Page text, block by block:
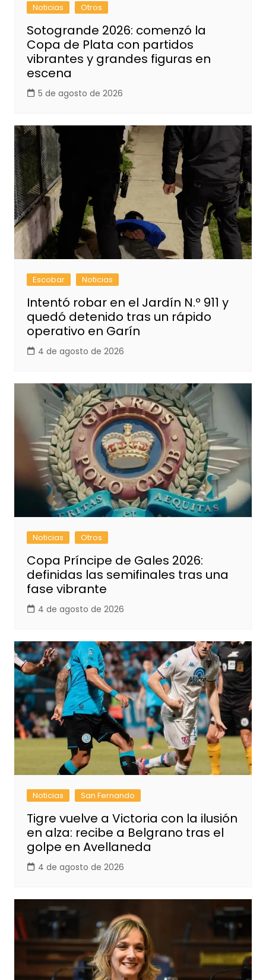
Noticias Otros
Sotogrande 2026: comenzó la
Copa de Plata con partidos
vibrantes y grandes figuras en
escena
5 de agosto de 2026
Escobar Noticias
Intentó robar en el Jardín N.º 911 y
quedó detenido tras un rápido
operativo en Garín
4 de agosto de 2026
Noticias Otros
Copa Príncipe de Gales 2026:
definidas las semifinales tras una
fase vibrante
4 de agosto de 2026
Noticias San Fernando
Tigre vuelve a Victoria con la ilusión
en alza: recibe a Belgrano tras el
golpe en Avellaneda
4 de agosto de 2026